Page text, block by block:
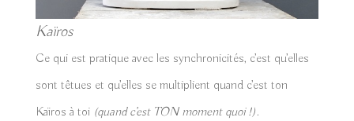
Kaïros
Ce qui est pratique avec les synchronicités, c’est qu’elles
sont têtues et qu’elles se multiplient quand c’est ton
Kaïros à toi (quand c’est TON moment quoi !).